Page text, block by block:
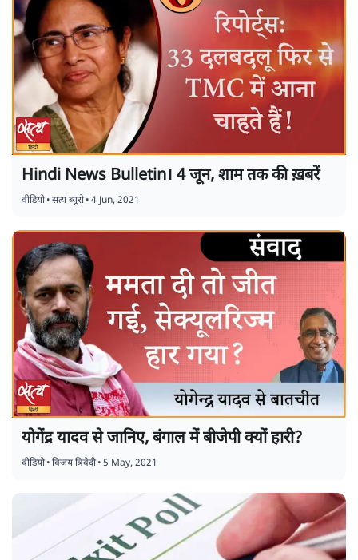
Hindi News Bulletin। 4 जून, शाम तक की ख़बरें
वीडियो•सत्य ब्यूरो•4 Jun, 2021
योगेंद्र यादव से जानिए, बंगाल में बीजेपी क्यों हारी?
वीडियो•विजय त्रिवेदी•5 May, 2021